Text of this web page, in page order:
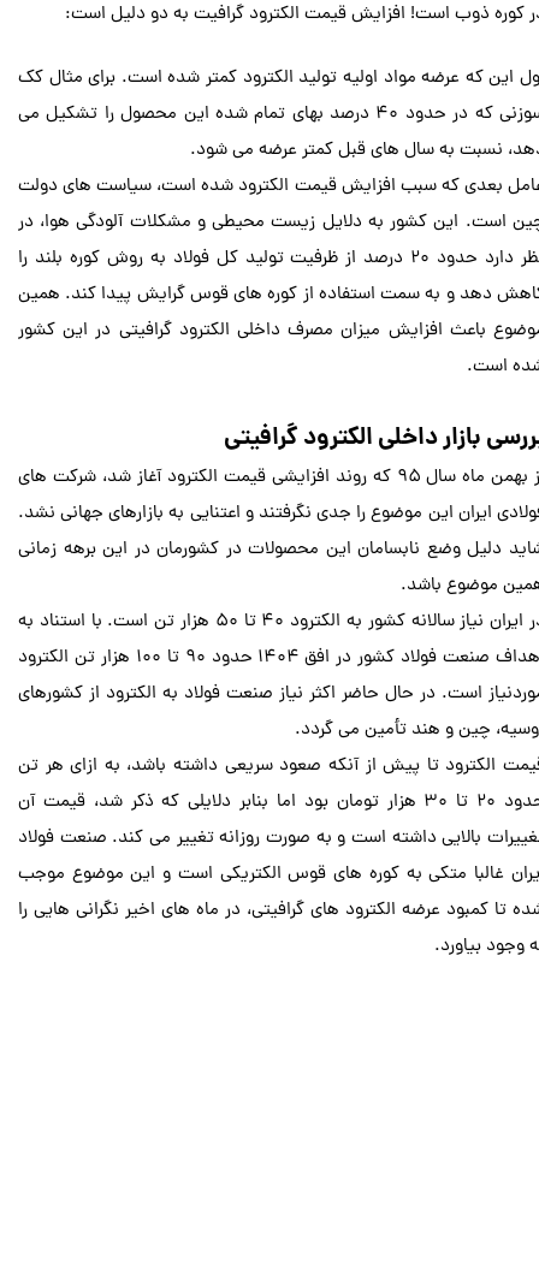
کوره ذوب است! افزایش قیمت الکترود گرافیت به دو دلیل است:
این که عرضه مواد اولیه تولید الکترود کمتر شده است. برای مثال کک
سوزنی که در حدود ۴۰ درصد بهای تمام شده این محصول را تشکیل می
نسبت به سال های قبل کمتر عرضه می شود.
بعدی که سبب افزایش قیمت الکترود شده است، سیاست های دولت
است. این کشور به دلایل زیست محیطی و مشکلات آلودگی هوا، در
نظر دارد حدود ۲۰ درصد از ظرفیت تولید کل فولاد به روش کوره بلند را
دهد و به سمت استفاده از کوره های قوس گرایش پیدا کند. همین
باعث افزایش میزان مصرف داخلی الکترود گرافیتی در این کشور
است.
بازار داخلی الکترود گرافیتی
از بهمن ماه سال ۹۵ که روند افزایشی قیمت الکترود آغاز شد، شرکت های
ایران این موضوع را جدی نگرفتند و اعتنایی به بازارهای جهانی نشد.
دلیل وضع نابسامان این محصولات در کشورمان در این برهه زمانی
موضوع باشد.
در ایران نیاز سالانه کشور به الکترود ۴۰ تا ۵۰ هزار تن است. با استناد به
اهداف صنعت فولاد کشور در افق ۱۴۰۴ حدود ۹۰ تا ۱۰۰ هزار تن الکترود
است. در حال حاضر اکثر نیاز صنعت فولاد به الکترود از کشورهای
چین و هند تأمین می گردد.
الکترود تا پیش از آنکه صعود سریعی داشته باشد، به ازای هر تن
حدود ۲۰ تا ۳۰ هزار تومان بود اما بنابر دلایلی که ذکر شد، قیمت آن
بالایی داشته است و به صورت روزانه تغییر می کند. صنعت فولاد
غالبا متکی به کوره های قوس الکتریکی است و این موضوع موجب
تا کمبود عرضه الکترود های گرافیتی، در ماه های اخیر نگرانی هایی را
وجود بیاورد.​​​​​​​